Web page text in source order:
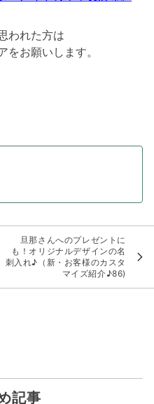
われた方は
お願いします。
旦那さんへのプレゼントに
も！オリジナルデザインの名
刺入れ♪（新・お客様のカスタ
マイズ紹介♪86)
記事